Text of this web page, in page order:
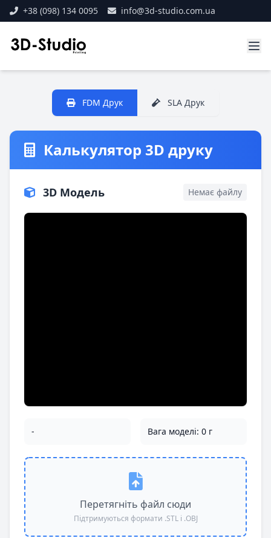
+38 (098) 134 0095 info@3d-studio.com.ua
FDM Друк SLA Друк
Калькулятор 3D друку
3D Модель Немає файлу
- Вага моделі: 0 г
Перетягніть файл сюди
Підтримуються формати .STL і .OBJ